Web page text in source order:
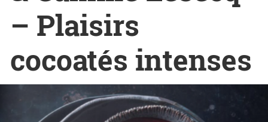
– Plaisirs
cocoatés intenses